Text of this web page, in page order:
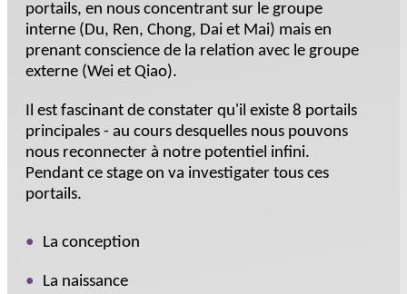
portails, en nous concentrant sur le groupe
interne (Du, Ren, Chong, Dai et Mai) mais en
prenant conscience de la relation avec le groupe
externe (Wei et Qiao).
Il est fascinant de constater qu'il existe 8 portails
principales - au cours desquelles nous pouvons
nous reconnecter à notre potentiel infini.
Pendant ce stage on va investigater tous ces
portails.
La conception
La naissance